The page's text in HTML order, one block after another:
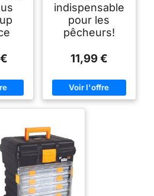
indispensable
pour les
pêcheurs!
11,99 €